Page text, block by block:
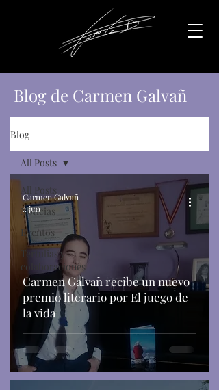
Blog de Carmen Galvañ
Blog
All Posts
Noticias
Eventos
Tertulias y
colaboraciones
All Posts
Carmen Galvañ recibe un nuevo
premio literario por El juego de
la vida
Carmen Galvañ
2 jun